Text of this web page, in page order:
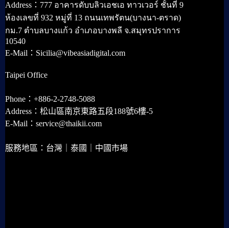
Address：777 อาคารดับบลิวเอชเอ ทาวเวอร์ ชั้นที่ 9
ห้องเลขที่ 932 หมู่ที่ 13 ถนนเทพรัตน(บางนา-ตราด)
กม.7 ตำบลบางแก้ว อำเภอบางพลี จ.สมุทรปราการ
10540
E-Mail：Sicilia@vibeasiadigital.com
Taipei Office
Phone：+886-2-2748-5088
Address：松山區南京東路五段188號6樓-5
E-Mail：service@thaikii.com
服務地區：台灣｜泰國｜中國市場